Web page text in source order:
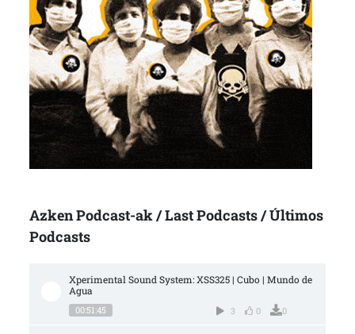
Azken Podcast-ak / Last Podcasts / Últimos
Podcasts
Xperimental Sound System: XSS325 | Cubo | Mundo de
Agua
00:51:45 3 0 0